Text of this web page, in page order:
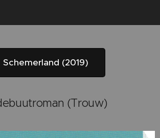
Schemerland (2019)
(Trouw)